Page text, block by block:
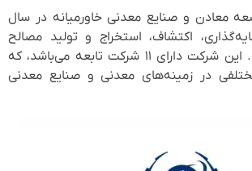
معادن و صنایع معدنی خاورمیانه در سال
اکتشاف، استخراج و تولید مصالح
فولادی تأسیس شد. این شرکت دارای ۱۱ شرکت تابعه می‌باشد، که
در زمینه‌های معدنی و صنایع معدنی